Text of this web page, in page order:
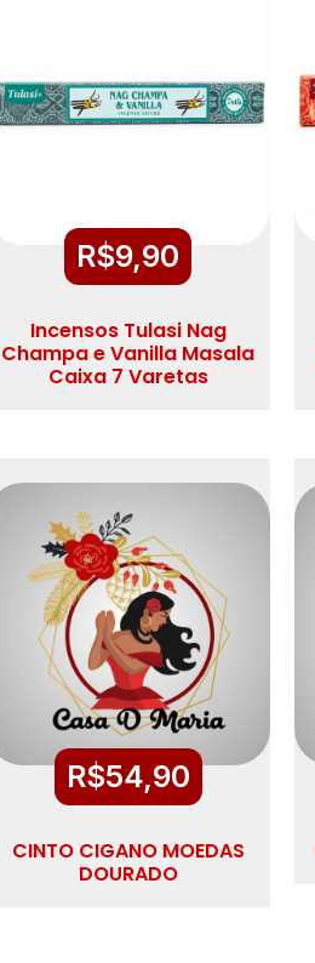
R$9,90
Incensos Tulasi Nag
Champa e Vanilla Masala
Caixa 7 Varetas
R$54,90
CINTO CIGANO MOEDAS
DOURADO